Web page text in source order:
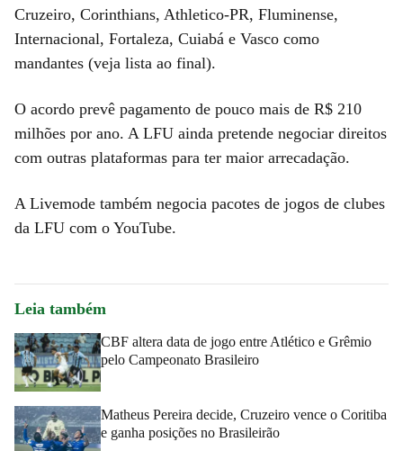
Cruzeiro, Corinthians, Athletico-PR, Fluminense,
Internacional, Fortaleza, Cuiabá e Vasco como
mandantes (veja lista ao final).
O acordo prevê pagamento de pouco mais de R$ 210
milhões por ano. A LFU ainda pretende negociar direitos
com outras plataformas para ter maior arrecadação.
A Livemode também negocia pacotes de jogos de clubes
da LFU com o YouTube.
Leia também
CBF altera data de jogo entre Atlético e Grêmio
pelo Campeonato Brasileiro
Matheus Pereira decide, Cruzeiro vence o Coritiba
e ganha posições no Brasileirão